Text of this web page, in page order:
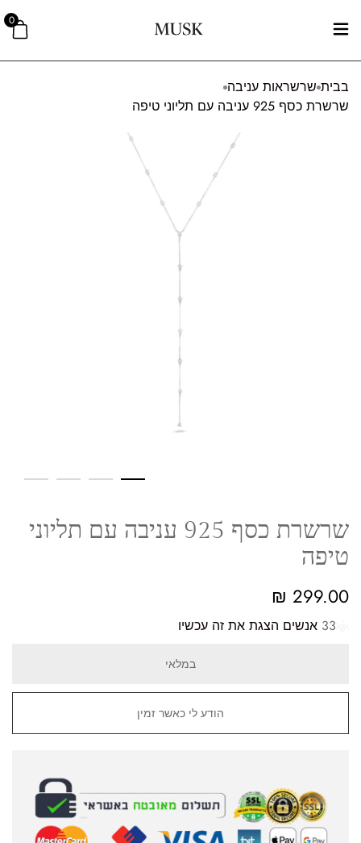
0
בבית שרשראות עניבה
שרשרת כסף 925 עניבה עם תליוני טיפה
שרשרת כסף 925 עניבה עם תליוני
טיפה
299.00
₪
33 אנשים הצגת את זה עכשיו
במלאי
הודע לי כאשר זמין